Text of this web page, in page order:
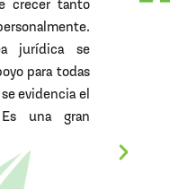
crecer tanto
jurídica se
para todas
evidencia el
una gran
S